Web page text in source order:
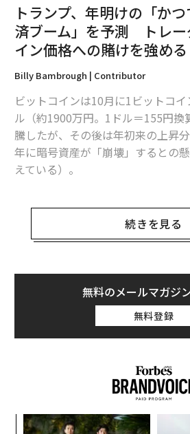
2026年9
メンバー
トランプ、年明けの「かつてないほどの経済
はビットコイン価格への賭けを強める
風か
ビットコインが急騰し金・銀も同時上昇、トラ
2026年、「暗号資産はこうなる」──進化と普
タグ：
アメリカ
資産運用/資産形成
トランプ、年明けの「か
済ブーム」を予測 トレー
イン価格への賭けを強める
Billy Bambrough | Contributor
ビットコインは10月に1ビットコ
ル（約1900万円。1ドル＝155円換
騰したが、その後は年初来の上昇
年に暗号資産が「崩壊」するとの
えている）。
り、2026年1月はビットコインにと
月になると見込まれている。
米連邦準備制度（FRB）による30
規模の状況を一変させる政策にト
中、ドナルド・トランプ米大統領
かつて見たことのない」経済ブーム
続きを見る
無料のメールマガジ
無料登録